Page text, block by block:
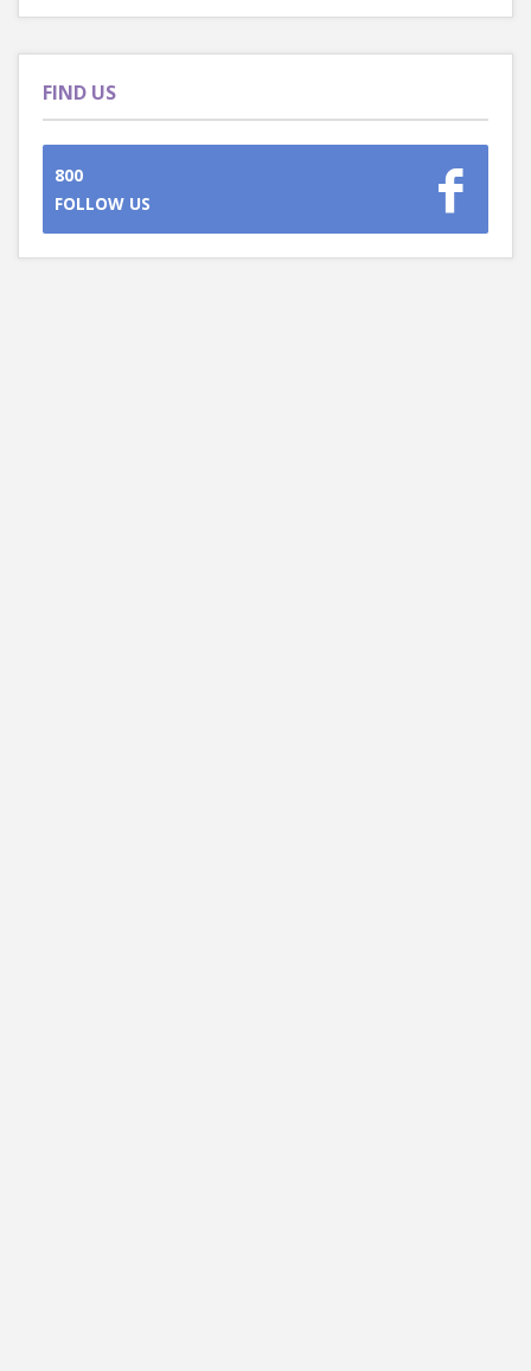
FIND US
800
FOLLOW US